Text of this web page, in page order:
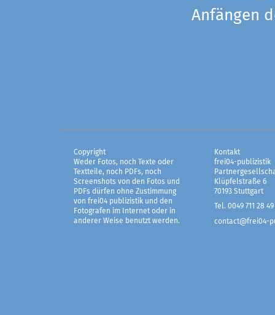
Anfängen
Copyright
Weder Fotos, noch Texte oder
Textteile, noch PDFs, noch
Screenshots von den Fotos und
PDFs dürfen ohne Zustimmung
von frei04 publizistik und den
Fotografen im Internet oder in
anderer Weise benutzt werden.
Kontakt
frei04-publizistik
Klüpfelstraße 6
70193 Stuttgart
Tel. 0049 711 28 49
contact@frei04-